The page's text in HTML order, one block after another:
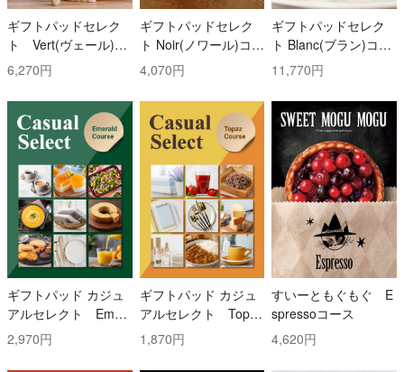
ギフトパッドセレク
ト Vert(ヴェール)コ
ース
6,270円
ギフトパッドセレク
ト Noir(ノワール)コー
ス
4,070円
ギフトパッドセレク
ト Blanc(ブラン)コー
ス
11,770円
ギフトパッド カジュ
アルセレクト Emer
ald(エメラルド)コー
ス
2,970円
ギフトパッド カジュ
アルセレクト Topaz
(トパーズ)コース
1,870円
すいーともぐもぐ E
spressoコース
4,620円